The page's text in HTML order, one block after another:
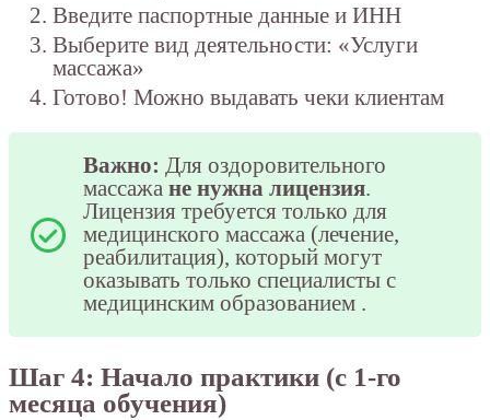
Введите паспортные данные и ИНН
Выберите вид деятельности: «Услуги
массажа»
Готово! Можно выдавать чеки клиентам
Важно: Для оздоровительного
массажа не нужна лицензия.
Лицензия требуется только для
медицинского массажа (лечение,
реабилитация), который могут
оказывать только специалисты с
медицинским образованием .
Шаг 4: Начало практики (с 1-го
месяца обучения)